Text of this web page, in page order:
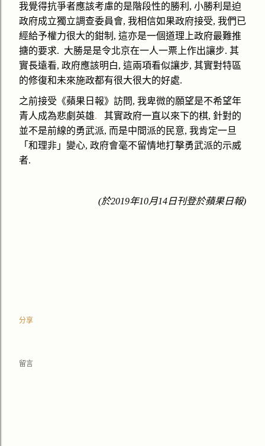
我覺得抗爭者應該考慮的是階段性的勝利 , 小勝利是迫
政府成立獨立調查委員會, 我相信如果政府接受, 我們已
經給予權力很大的鉗制 , 這亦是一個道理上政府最難推
搪的要求. 大勝是是令北京在一人一票上作出讓步. 其
實長遠看, 政府應該明白, 這兩項看似讓步, 其實對特區
的修復和未來施政都有很大很大的好處.
之前接受《蘋果日報》訪問, 我卑微的願望是不希望年
青人成為悲劇英雄. 其實政府一直以來下的棋, 針對的
並不是前線的勇武派, 而是中間派的民意, 我肯定一旦
「和理非」變心, 政府會毫不留情地打擊勇武派的示威
者.
(於2019年10月14日刊登於蘋果日報)
分享
留言